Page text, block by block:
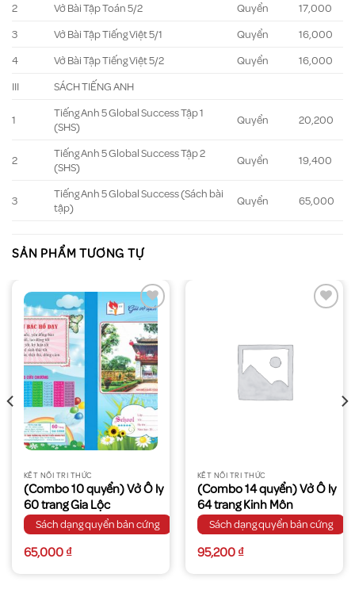
2
Vở Bài Tập Toán 5/2 Quyển
17,000
3
Vở Bài Tập Tiếng Việt 5/1 Quyển
16,000
4
Vở Bài Tập Tiếng Việt 5/2 Quyển
16,000
III
SÁCH TIẾNG ANH
1
Tiếng Anh 5 Global Success Tập 1
(SHS)
Quyển 20,200
2
Tiếng Anh 5 Global Success Tập 2
(SHS)
Quyển 19,400
3
Tiếng Anh 5 Global Success (Sách bài
tập)
Quyển 65,000
SẢN PHẨM TƯƠNG TỰ
KẾT NỐI TRI THỨC
(Combo 10 quyển) Vở Ô ly
60 trang Gia Lộc
Sách dạng quyển bản cứng
65,000₫
KẾT NỐI TRI THỨC
(Combo 14 quyển) Vở Ô ly
64 trang Kinh Môn
Sách dạng quyển bản cứng
95,200₫